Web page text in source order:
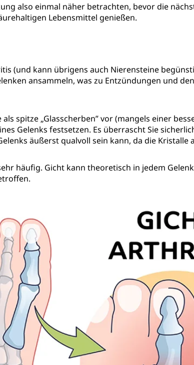
also einmal näher betrachten, bevor die
Lebensmittel genießen.
(und kann übrigens auch Nierensteine
ansammeln, was zu Entzündungen und
als spitze „Glasscherben” vor (mangels einer
Gelenks festsetzen. Es überrascht Sie
äußerst qualvoll sein kann, da die Kristalle
häufig. Gicht kann theoretisch in jedem